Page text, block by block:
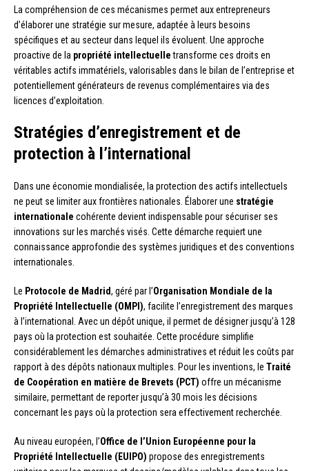
La compréhension de ces mécanismes permet aux entrepreneurs
d’élaborer une stratégie sur mesure, adaptée à leurs besoins
spécifiques et au secteur dans lequel ils évoluent. Une approche
proactive de la propriété intellectuelletransforme ces droits en
véritables actifs immatériels, valorisables dans le bilan de l’entreprise et
potentiellement générateurs de revenus complémentaires via des
licences d’exploitation.
Stratégies d’enregistrement et de
protection à l’international
Dans une économie mondialisée, la protection des actifs intellectuels
ne peut se limiter aux frontières nationales. Élaborer une stratégie
internationale cohérente devient indispensable pour sécuriser ses
innovations sur les marchés visés. Cette démarche requiert une
connaissance approfondie des systèmes juridiques et des conventions
internationales.
Le Protocole de Madrid, géré par l’Organisation Mondiale de la
Propriété Intellectuelle (OMPI), facilite l’enregistrement des marques
à l’international. Avec un dépôt unique, il permet de désigner jusqu’à 128
pays où la protection est souhaitée. Cette procédure simplifie
considérablement les démarches administratives et réduit les coûts par
rapport à des dépôts nationaux multiples. Pour les inventions, le Traité
de Coopération en matière de Brevets (PCT) offre un mécanisme
similaire, permettant de reporter jusqu’à 30 mois les décisions
concernant les pays où la protection sera effectivement recherchée.
Au niveau européen, l’Office de l’Union Européenne pour la
Propriété Intellectuelle (EUIPO) propose des enregistrements